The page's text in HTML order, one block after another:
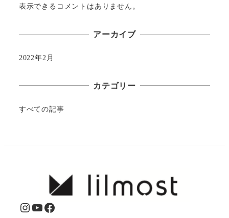
表示できるコメントはありません。
アーカイブ
2022年2月
カテゴリー
すべての記事
Instagram YouTube Facebook